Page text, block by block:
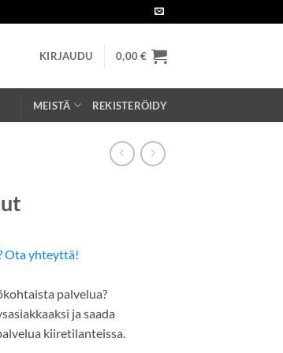
KIRJAUDU 0,00€
MEISTÄ REKISTERÖIDY
Ota yhteyttä!
palvelua?
ja saada
kiiretilanteissa.